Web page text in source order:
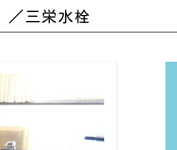
／三栄水栓